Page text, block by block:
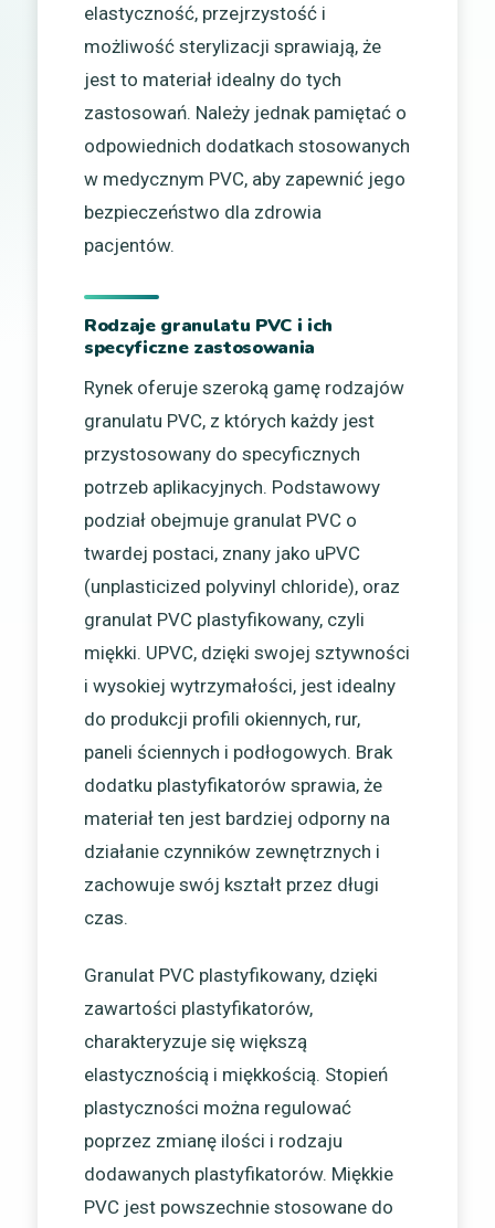
elastyczność, przejrzystość i
możliwość sterylizacji sprawiają, że
jest to materiał idealny do tych
zastosowań. Należy jednak pamiętać o
odpowiednich dodatkach stosowanych
w medycznym PVC, aby zapewnić jego
bezpieczeństwo dla zdrowia
pacjentów.
Rodzaje granulatu PVC i ich
specyficzne zastosowania
Rynek oferuje szeroką gamę rodzajów
granulatu PVC, z których każdy jest
przystosowany do specyficznych
potrzeb aplikacyjnych. Podstawowy
podział obejmuje granulat PVC o
twardej postaci, znany jako uPVC
(unplasticized polyvinyl chloride), oraz
granulat PVC plastyfikowany, czyli
miękki. UPVC, dzięki swojej sztywności
i wysokiej wytrzymałości, jest idealny
do produkcji profili okiennych, rur,
paneli ściennych i podłogowych. Brak
dodatku plastyfikatorów sprawia, że
materiał ten jest bardziej odporny na
działanie czynników zewnętrznych i
zachowuje swój kształt przez długi
czas.
Granulat PVC plastyfikowany, dzięki
zawartości plastyfikatorów,
charakteryzuje się większą
elastycznością i miękkością. Stopień
plastyczności można regulować
poprzez zmianę ilości i rodzaju
dodawanych plastyfikatorów. Miękkie
PVC jest powszechnie stosowane do